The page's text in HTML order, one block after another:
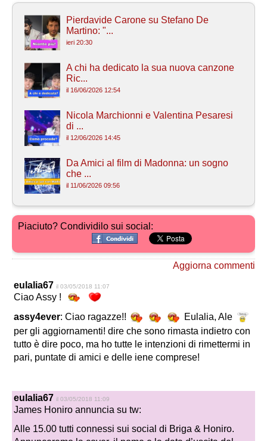
Pierdavide Carone su Stefano De
Martino: "...
ieri 20:30
A chi ha dedicato la sua nuova canzone
Ric...
il 16/06/2026 12:54
Nicola Marchionni e Valentina Pesaresi
di ...
il 12/06/2026 14:45
Da Amici al film di Madonna: un sogno
che ...
il 11/06/2026 09:56
Piaciuto? Condividilo sui social:
Aggiorna commenti
eulalia67 il 03/05/2018 11:07
Ciao Assy !
assy4ever: Ciao ragazze!!
Eulalia, Ale
per gli aggiornamenti! dire che sono rimasta indietro con
tutto è dire poco, ma ho tutte le intenzioni di rimettermi in
pari, puntate di amici e delle iene comprese!
eulalia67 il 03/05/2018 11:09
James Honiro annuncia su tw:
Alle 15.00 tutti connessi sui social di Briga & Honiro.